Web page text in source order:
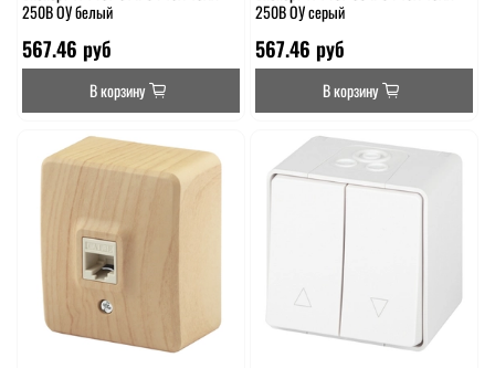
250В ОУ белый
567.46 руб
В корзину
250В ОУ серый
567.46 руб
В корзину